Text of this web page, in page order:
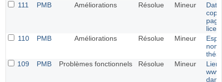
111
PMB Améliorations Résolue Mineur
110
PMB Améliorations Résolue Mineur
nom
109
PMB Problèmes fonctionnels Résolue Mineur
Lien